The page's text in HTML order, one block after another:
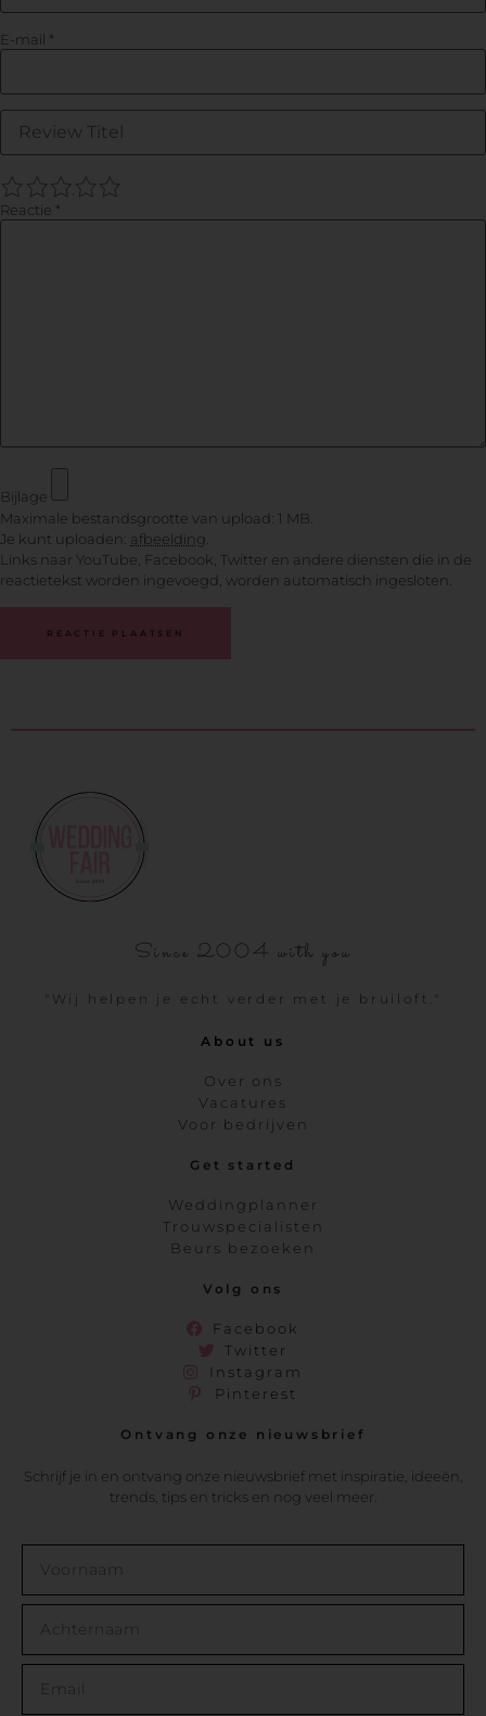
E-mail *
5
4
3
2
Reactie *
Bijlage
Maximale bestandsgrootte van upload: 1 MB.
Je kunt uploaden: afbeelding
Links naar YouTube, Facebook, Twitter en andere diensten die in de
reactietekst worden ingevoegd, worden automatisch ingesloten.
Since 2004 with you
"Wij helpen je echt verder met je bruiloft."
About us
Over ons
Vacatures
Voor bedrijven
Get started
Weddingplanner
Trouwspecialisten
Beurs bezoeken
Volg ons
Facebook
Twitter
Instagram
Pinterest
Ontvang onze nieuwsbrief
Schrijf je in en ontvang onze nieuwsbrief met inspiratie, ideeën,
trends, tips en tricks en nog veel meer.